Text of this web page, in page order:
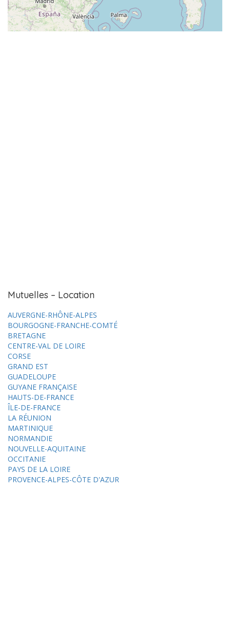
Mutuelles – Location
AUVERGNE-RHÔNE-ALPES
BOURGOGNE-FRANCHE-COMTÉ
BRETAGNE
CENTRE-VAL DE LOIRE
CORSE
GRAND EST
GUADELOUPE
GUYANE FRANÇAISE
HAUTS-DE-FRANCE
ÎLE-DE-FRANCE
LA RÉUNION
MARTINIQUE
NORMANDIE
NOUVELLE-AQUITAINE
OCCITANIE
PAYS DE LA LOIRE
PROVENCE-ALPES-CÔTE D'AZUR